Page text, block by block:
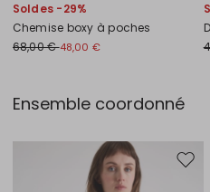
Soldes -29%
Chemise boxy à poches
68,00 €48,00 €
Ensemble coordonné